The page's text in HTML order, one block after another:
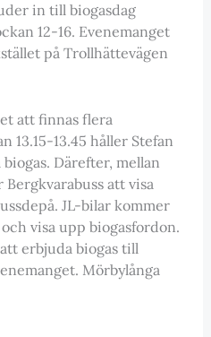
in till biogasdag
12-16. Evenemanget
på Trollhättevägen
att finnas flera
13.15-13.45 håller Stefan
Därefter, mellan
Bergkvarabuss att visa
JL-bilar kommer
visa upp biogasfordon.
erbjuda biogas till
Mörbylånga